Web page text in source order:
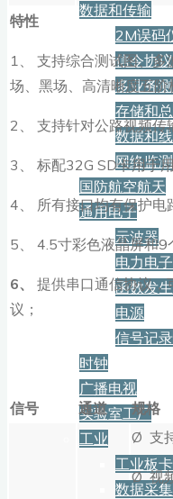
数据和传输
2M误码
信令协
多业务
存储和
数据和
网络监
国防航空航天
通用电子
示波器
电力电
函数发
电源
信号记录
时钟
广播电视
实验室工厂
工业
工业板卡
数据采集
特性
1、 支持综合测试图、
场、黑场、高清晰度五阶
2、 支持针对公路视频
3、 标配32G SD卡用于
4、 所有接口均有保护电
5、 4.5寸彩色液晶屏和9
6、 提供串口通信协议，
议；
信号 通道 规格
Ø 支
Ø 视